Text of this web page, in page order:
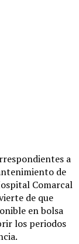
a
de
Comarcal
de que
en bolsa
los periodos